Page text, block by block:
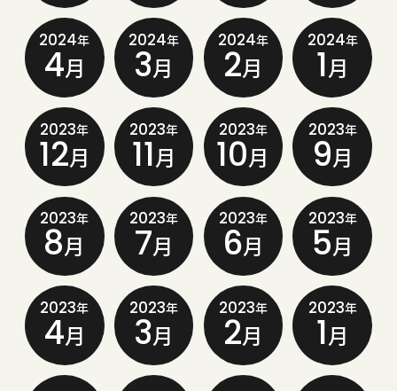
2024年
4月
2024年
3月
2024年
2月
2024年
1月
2023年
12月
2023年
11月
2023年
10月
2023年
9月
2023年
8月
2023年
7月
2023年
6月
2023年
5月
2023年
4月
2023年
3月
2023年
2月
2023年
1月